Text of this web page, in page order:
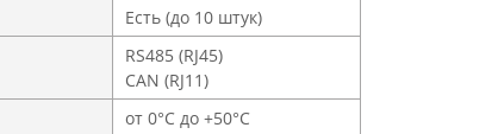
Есть (до 10 штук)
RS485 (RJ45)
CAN (RJ11)
от 0°С до +50°С